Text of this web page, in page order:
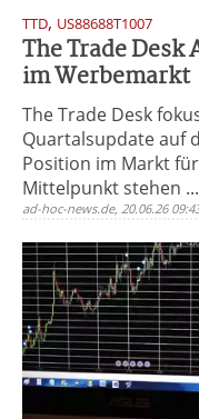
TTD, US88688T1007
The Trade
im Werbemarkt
The Trade Desk
Quartalsupdate auf
Position im Markt
Mittelpunkt stehen ...
ad-hoc-news.de, 20.06.26